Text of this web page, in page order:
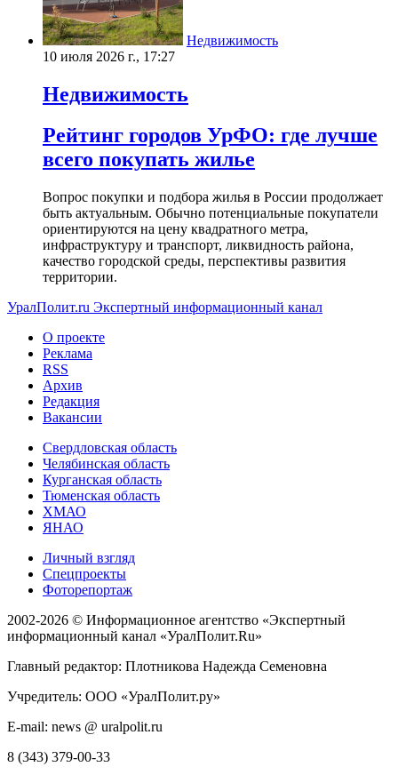
Недвижимость
10 июля 2026 г., 17:27
Недвижимость
Рейтинг городов УрФО: где лучше
всего покупать жилье
Вопрос покупки и подбора жилья в России продолжает
быть актуальным. Обычно потенциальные покупатели
ориентируются на цену квадратного метра,
инфраструктуру и транспорт, ликвидность района,
качество городской среды, перспективы развития
территории.
УралПолит.ru Экспертный информационный канал
О проекте
Реклама
RSS
Архив
Редакция
Вакансии
Свердловская область
Челябинская область
Курганская область
Тюменская область
ХМАО
ЯНАО
Личный взгляд
Спецпроекты
Фоторепортаж
2002-2026 © Информационное агентство «Экспертный
информационный канал «УралПолит.Ru»
Главный редактор: Плотникова Надежда Семеновна
Учредитель: ООО «УралПолит.ру»
E-mail: news @ uralpolit.ru
8 (343) 379-00-33